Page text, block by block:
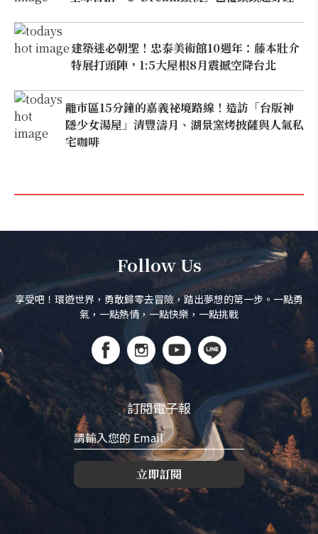
建築迷必朝聖！忠泰美術館10週年：藤本壯介
特展打頭陣，1:5大屋根8月震撼空降台北
離市區15分鐘的嘉義祕境路線！造訪「台版神
隱少女湯屋」清豐濤月、湖景窯烤披薩與人氣私
宅咖啡
Follow Us
享受吧！環遊世界，勇敢歸零去冒險，踏出夢想的第一步。一點勇
氣，一點熱情，一點快樂，一點挑戰
訂閱電子報
立即訂閱